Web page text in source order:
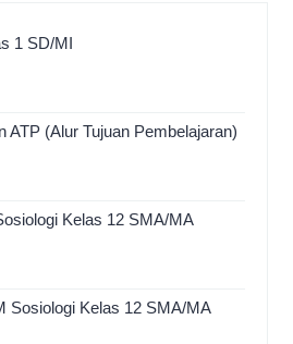
1 SD/MI
ATP (Alur Tujuan Pembelajaran)
Kelas 12 SMA/MA
Sosiologi Kelas 12 SMA/MA